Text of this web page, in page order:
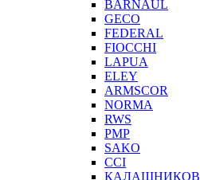
BARNAUL
GEСO
FEDERAL
FIOCCHI
LAPUA
ELEY
ARMSCOR
NORMA
RWS
PMP
SAKO
CCI
КАЛАШНИКОВ